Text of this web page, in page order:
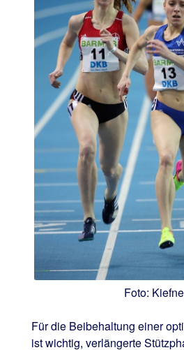
Foto:
Für die Beibehaltung einer
ist wichtig, verlängerte